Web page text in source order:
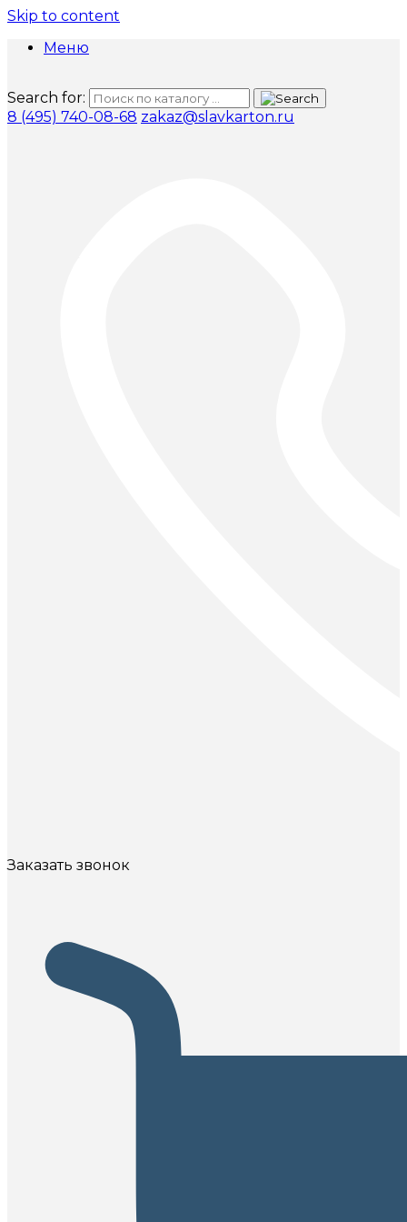
Skip to content
Меню
Search for:
8 (495) 740-08-68 zakaz@slavkarton.ru
Заказать звонок